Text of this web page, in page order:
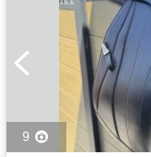
9